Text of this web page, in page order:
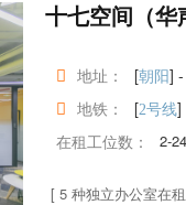
十七空间（华
地址： [朝阳]
地铁：
[2号线]
在租工位数：
2-
[ 5 种独立办公室在